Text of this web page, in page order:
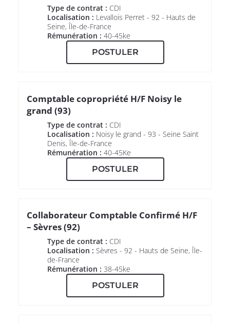
Type de contrat : CDI
Localisation : Levallois Perret - 92 - Hauts de
Seine, Île-de-France
Rémunération : 40-45ke
POSTULER
Comptable copropriété H/F Noisy le
grand (93)
Type de contrat : CDI
Localisation : Noisy le grand - 93 - Seine Saint
Denis, Île-de-France
Rémunération : 40-45Ke
POSTULER
Collaborateur Comptable Confirmé H/F
– Sèvres (92)
Type de contrat : CDI
Localisation : Sèvres - 92 - Hauts de Seine, Île-
de-France
Rémunération : 38-45ke
POSTULER